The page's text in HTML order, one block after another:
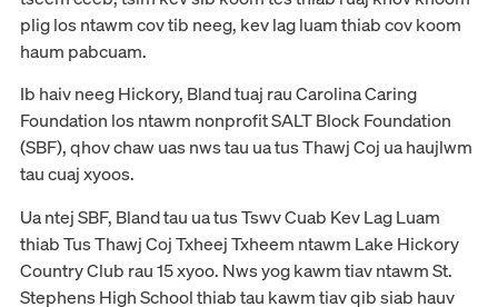
plig los ntawm cov tib neeg, kev lag luam thiab cov koom
haum pabcuam.
Ib haiv neeg Hickory, Bland tuaj rau Carolina Caring
Foundation los ntawm nonprofit SALT Block Foundation
(SBF), qhov chaw uas nws tau ua tus Thawj Coj ua haujlwm
tau cuaj xyoos.
Ua ntej SBF, Bland tau ua tus Tswv Cuab Kev Lag Luam
thiab Tus Thawj Coj Txheej Txheem ntawm Lake Hickory
Country Club rau 15 xyoo. Nws yog kawm tiav ntawm St.
Stephens High School thiab tau kawm tiav qib siab hauv